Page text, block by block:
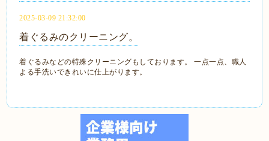
2025-03-09 21:32:00
着ぐるみのクリーニング。
着ぐるみなどの特殊クリーニングもしております。 一点一点、職人
よる手洗いできれいに仕上がります。